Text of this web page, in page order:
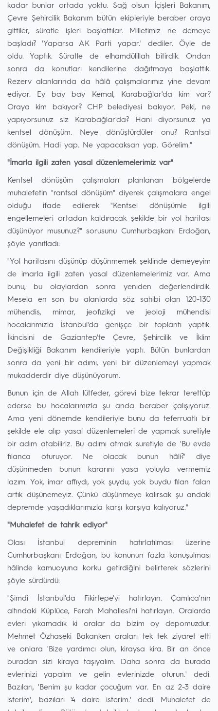
kadar bunlar ortada yoktu. Sağ olsun İçişleri Bakanım,
Çevre Şehircilik Bakanım bütün ekipleriyle beraber oraya
gittiler, süratle işleri başlattılar. Milletimiz ne demeye
başladı? 'Yaparsa AK Parti yapar.' dediler. Öyle de
oldu. Yaptık. Süratle de elhamdülillah bitirdik. Ondan
sonra da konutları kendilerine dağıtmaya başlattık.
Rezerv alanlarında da hâlâ çalışmalarımız yine devam
ediyor. Ey bay bay Kemal, Karabağlar'da kim var?
Oraya kim bakıyor? CHP belediyesi bakıyor. Peki, ne
yapıyorsunuz siz Karabağlar'da? Hani diyorsunuz ya
kentsel dönüşüm. Neye dönüştürdüler onu? Rantsal
dönüşüm. Hadi yap. Ne yapacaksan yap. Görelim."
"İmarla ilgili zaten yasal düzenlemelerimiz var"
Kentsel dönüşüm çalışmaları planlanan bölgelerde
muhalefetin "rantsal dönüşüm" diyerek çalışmalara engel
olduğu ifade edilerek "Kentsel dönüşümle ilgili
engellemeleri ortadan kaldıracak şekilde bir yol haritası
düşünüyor musunuz?" sorusunu Cumhurbaşkanı Erdoğan,
şöyle yanıtladı:
"Yol haritasını düşünüp düşünmemek şeklinde demeyeyim
de imarla ilgili zaten yasal düzenlemelerimiz var. Ama
bunu, bu olaylardan sonra yeniden değerlendirdik.
Mesela en son bu alanlarda söz sahibi olan 120-130
mühendis, mimar, jeofizikçi ve jeoloji mühendisi
hocalarımızla İstanbul'da genişçe bir toplantı yaptık.
İkincisini de Gaziantep'te Çevre, Şehircilik ve İklim
Değişikliği Bakanım kendileriyle yaptı. Bütün bunlardan
sonra da yeni bir adımı, yeni bir düzenlemeyi yapmak
mukadderdir diye düşünüyorum.
Bunun için de Allah lütfeder, görevi bize tekrar terettüp
ederse bu hocalarımızla şu anda beraber çalışıyoruz.
Ama yeni dönemde kendileriyle bunu da teferruatlı bir
şekilde ele alıp yasal düzenlemeleri de yapmak suretiyle
bir adım atabiliriz. Bu adımı atmak suretiyle de 'Bu evde
filanca oturuyor. Ne olacak bunun hâli?' diye
düşünmeden bunun kararını yasa yoluyla vermemiz
lazım. Yok, imar affıydı, yok şuydu, yok buydu filan falan
artık düşünemeyiz. Çünkü düşünmeye kalırsak şu andaki
depremde yaşadıklarımızla karşı karşıya kalıyoruz."
"Muhalefet de tahrik ediyor"
Olası İstanbul depreminin hatırlatılması üzerine
Cumhurbaşkanı Erdoğan, bu konunun fazla konuşulması
hâlinde kamuoyuna korku getirdiğini belirterek sözlerini
şöyle sürdürdü:
"Şimdi İstanbul'da Fikirtepe'yi hatırlayın. Çamlıca'nın
altındaki Küplüce, Ferah Mahallesi'ni hatırlayın. Oralarda
evleri yıkamadık ki oralar da bizim oy depomuzdur.
Mehmet Özhaseki Bakanken oraları tek tek ziyaret etti
ve onlara 'Bize yardımcı olun, kiraysa kira. Bir an önce
buradan sizi kiraya taşıyalım. Daha sonra da burada
evlerinizi yapalım ve gelin evlerinizde oturun.' dedi.
Bazıları, 'Benim şu kadar çocuğum var. En az 2-3 daire
isterim', bazıları '4 daire isterim.' dedi. Muhalefet de